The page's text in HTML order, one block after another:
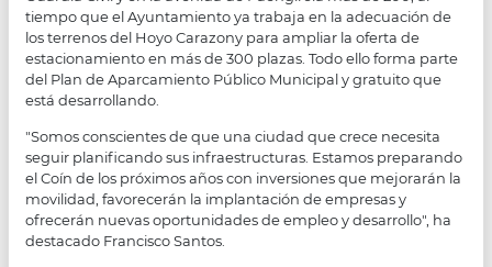
tiempo que el Ayuntamiento ya trabaja en la adecuación de
los terrenos del Hoyo Carazony para ampliar la oferta de
estacionamiento en más de 300 plazas. Todo ello forma parte
del Plan de Aparcamiento Público Municipal y gratuito que
está desarrollando.
"Somos conscientes de que una ciudad que crece necesita
seguir planificando sus infraestructuras. Estamos preparando
el Coín de los próximos años con inversiones que mejorarán la
movilidad, favorecerán la implantación de empresas y
ofrecerán nuevas oportunidades de empleo y desarrollo", ha
destacado Francisco Santos.